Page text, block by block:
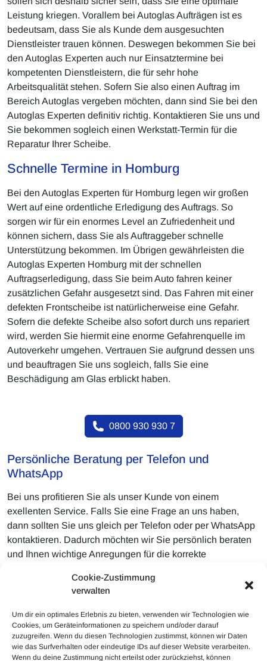
Cookie-Zustimmung
verwalten
Um dir ein optimales Erlebnis zu bieten, verwenden wir Technologien wie
Cookies, um Geräteinformationen zu speichern und/oder darauf
zuzugreifen. Wenn du diesen Technologien zustimmst, können wir Daten
wie das Surfverhalten oder eindeutige IDs auf dieser Website verarbeiten.
Wenn du deine Zustimmung nicht erteilst oder zurückziehst, können
Leistung kriegen. Vorallem bei Autoglas Aufträgen ist es
bedeutsam, dass Sie als Kunde dem ausgesuchten
Dienstleister trauen können. Deswegen bekommen Sie bei
den Autoglas Experten auch nur Einsatztermine bei
kompetenten Dienstleistern, die für sehr hohe
Arbeitsqualität stehen. Sofern Sie also einen Auftrag im
Bereich Autoglas vergeben möchten, dann sind Sie bei den
Autoglas Experten definitiv richtig. Kontaktieren Sie uns und
Sie bekommen sogleich einen Werkstatt-Termin für die
Reparatur Ihrer Scheibe.
Schnelle Termine in Homburg
Bei den Autoglas Experten für Homburg legen wir großen
Wert auf eine ordentliche Erledigung des Auftrags. So
sorgen wir für ein enormes Level an Zufriedenheit und
können sichern, dass Sie als Auftraggeber schnelle
Unterstützung bekommen. Im Übrigen gewährleisten die
Autoglas Experten Homburg mit der schnellen
Auftragserledigung, dass Sie beim Auto fahren keiner
zusätzlichen Gefahr ausgesetzt sind. Das Fahren mit einer
defekten Frontscheibe ist natürlicherweise eine Gefahr.
Sofern die defekte Scheibe also sofort durch uns repariert
wird, werden Sie hiermit eine enorme Gefahrenquelle im
Autoverkehr umgehen. Vertrauen Sie aufgrund dessen uns
und beauftragen Sie uns sogleich, falls Sie eine
Beschädigung am Glas erblickt haben.
0800 930 930 7
Persönliche Beratung per Telefon und
WhatsApp
Bei uns profitieren Sie als unser Kunde von einem
exellenten Service. Falls Sie eine Frage an uns haben,
dann sollten Sie uns gleich per Telefon oder per WhatsApp
kontaktieren. Dadurch möchten wir Sie persönlich beraten
und Ihnen wichtige Anregungen für die korrekte
Sie per WhatsApp ebenso unmittelbar einen Vor Ort Termin
mit uns arrangieren. Auf diese Weise ist für die
unkomplizierte Erledigung gesorgt.